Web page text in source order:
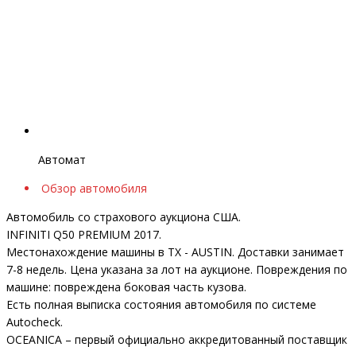
Автомат
Обзор автомобиля
Автомобиль со страхового аукциона США.
INFINITI Q50 PREMIUM 2017.
Местонахождение машины в TX - AUSTIN. Доставки занимает
7-8 недель. Цена указана за лот на аукционе. Повреждения по
машине: повреждена боковая часть кузова.
Есть полная выписка состояния автомобиля по системе
Autocheck.
OCEANICA – первый официально аккредитованный поставщик